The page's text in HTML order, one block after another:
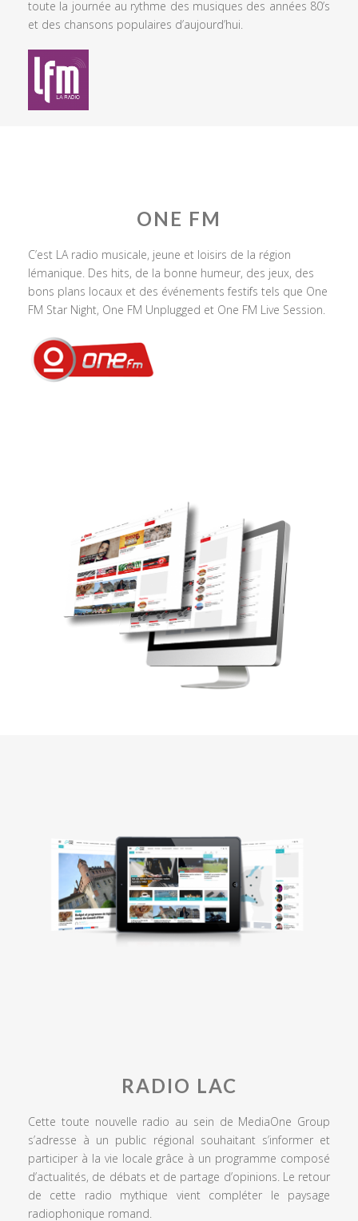
toute la journée au rythme des musiques des années 80’s
et des chansons populaires d’aujourd’hui.
ONE FM
C’est LA radio musicale, jeune et loisirs de la région
lémanique. Des hits, de la bonne humeur, des jeux, des
bons plans locaux et des événements festifs tels que One
FM Star Night, One FM Unplugged et One FM Live Session.
RADIO LAC
Cette toute nouvelle radio au sein de MediaOne Group
s’adresse à un public régional souhaitant s’informer et
participer à la vie locale grâce à un programme composé
d’actualités, de débats et de partage d’opinions. Le retour
de cette radio mythique vient compléter le paysage
radiophonique romand.